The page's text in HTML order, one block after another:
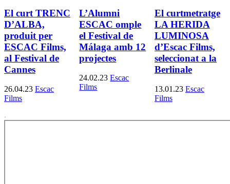
El curt TRENC
D’ALBA,
produit per
ESCAC Films,
al Festival de
Cannes
26.04.23 Escac
Films
L’Alumni
ESCAC omple
el Festival de
Málaga amb 12
projectes
24.02.23 Escac
Films
El curtmetratge
LA HERIDA
LUMINOSA
d’Escac Films,
seleccionat a la
Berlinale
13.01.23 Escac
Films